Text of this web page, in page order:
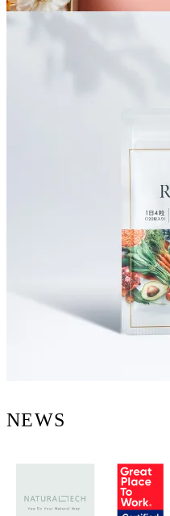
NEWS